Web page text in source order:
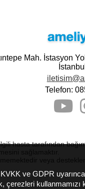
ve GDPR
çerezleri kullanmamızı
Mah. İstasyon
Telefon:
hasta tarafından